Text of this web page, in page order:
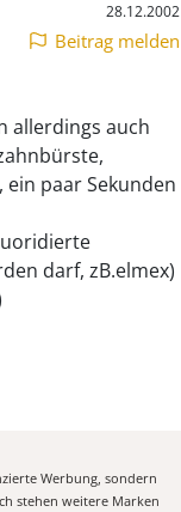
28.12.2002
Beitrag melden
allerdings auch
paar Sekunden
darf, zB.elmex)
Werbung, sondern
stehen weitere Marken